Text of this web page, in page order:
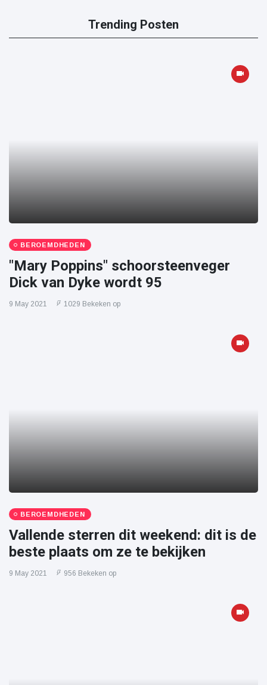
Trending Posten
BEROEMDHEDEN
"Mary Poppins" schoorsteenveger
Dick van Dyke wordt 95
9 May 2021 1029 Bekeken op
BEROEMDHEDEN
Vallende sterren dit weekend: dit is de
beste plaats om ze te bekijken
9 May 2021 956 Bekeken op